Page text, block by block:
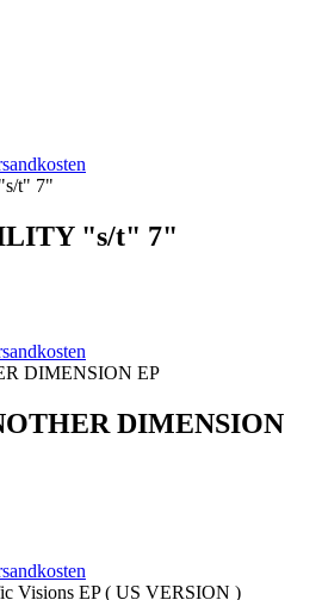
"s​/​t" 7"
DIMENSION